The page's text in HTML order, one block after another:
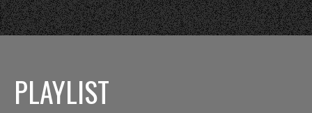
PLAYLIST